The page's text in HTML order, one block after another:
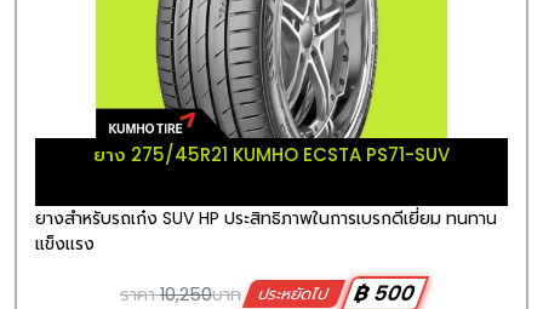
ยาง 275/45R21 KUMHO ECSTA PS71-SUV
ยางสำหรับรถเก๋ง SUV HP ประสิทธิภาพในการเบรกดีเยี่ยม ทนทาน
แข็งแรง
ราคา10,250บาท ประหยัดไป
฿ 500